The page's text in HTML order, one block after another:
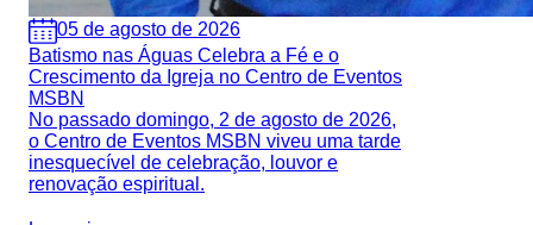
05 de agosto de 2026
Batismo nas Águas Celebra a Fé e o
Crescimento da Igreja no Centro de Eventos
MSBN
No passado domingo, 2 de agosto de 2026,
o Centro de Eventos MSBN viveu uma tarde
inesquecível de celebração, louvor e
renovação espiritual.